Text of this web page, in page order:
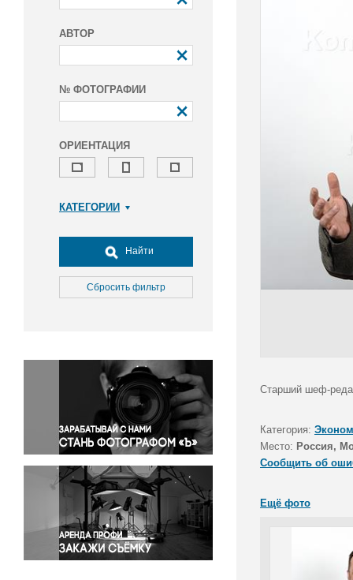
АВТОР
№ ФОТОГРАФИИ
ОРИЕНТАЦИЯ
КАТЕГОРИИ
Досуг, туризм и отдых
Культура
Медицина
Окружающая среда
Политика
Правосудие
Происшествия и конфликты
Религия
Светская жизнь
Спорт
Экология
Экономика и бизнес
Найти
Сбросить фильтр
Старший шеф-
Категория:
Место: Россия,
Сообщить об
Ещё фото